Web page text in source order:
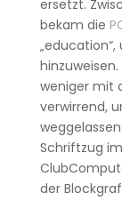
ersetzt.
bekam die
hinzuweisen.
weniger mit
verwirrend,
Schriftzug
der